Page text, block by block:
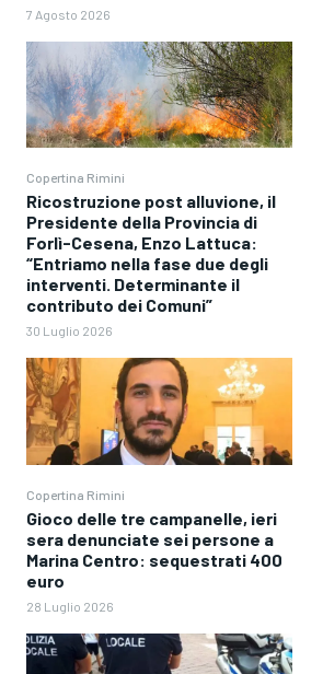
7 Agosto 2026
Copertina Rimini
Ricostruzione post alluvione, il
Presidente della Provincia di
Forlì-Cesena, Enzo Lattuca:
“Entriamo nella fase due degli
interventi. Determinante il
contributo dei Comuni”
30 Luglio 2026
Copertina Rimini
Gioco delle tre campanelle, ieri
sera denunciate sei persone a
Marina Centro: sequestrati 400
euro
28 Luglio 2026